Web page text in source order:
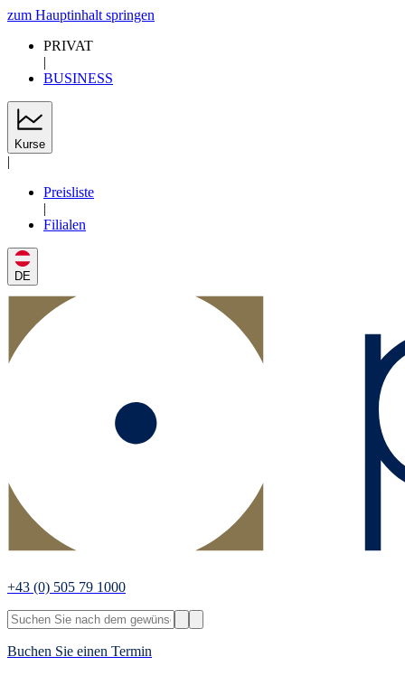
zum Hauptinhalt springen
PRIVAT
|
BUSINESS
Kurse
|
Preisliste
|
Filialen
DE
+43 (0) 505 79 1000
Buchen Sie einen Termin